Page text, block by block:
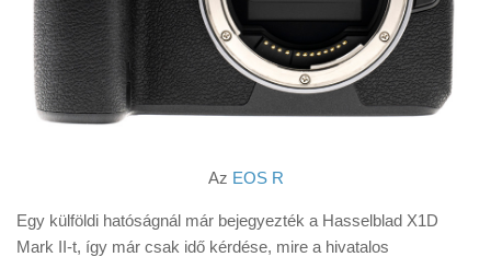
Az EOS R
Egy külföldi hatóságnál már bejegyezték a Hasselblad X1D
Mark II-t, így már csak idő kérdése, mire a hivatalos